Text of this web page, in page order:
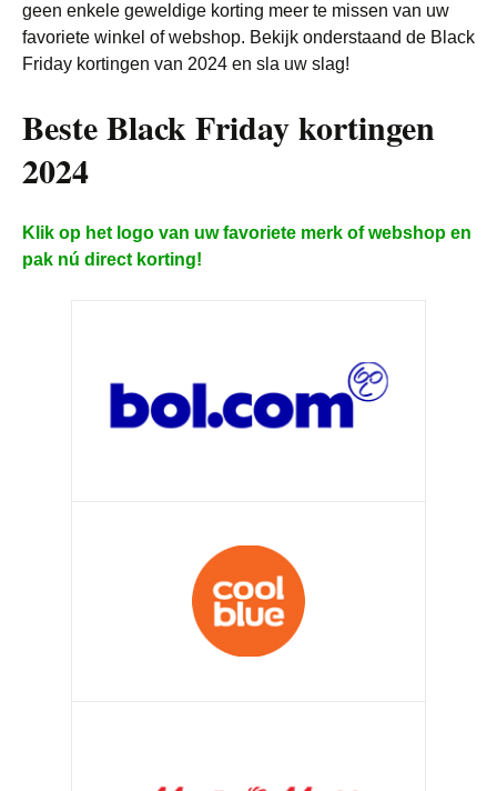
geen enkele geweldige korting meer te missen van uw
favoriete winkel of webshop. Bekijk onderstaand de Black
Friday kortingen van 2024 en sla uw slag!
Beste Black Friday kortingen
2024
Klik op het logo van uw favoriete merk of webshop en
pak nú direct korting!